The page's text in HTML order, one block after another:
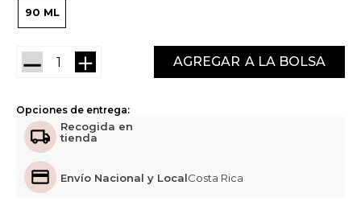
90 ML
＋
－ AGREGAR
Opciones de entrega:
Recogida en
tienda
Envío Nacional y LocalCosta Rica